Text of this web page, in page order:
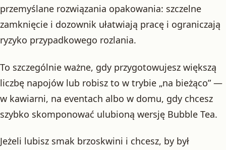
przemyślane rozwiązania opakowania: szczelne
zamknięcie i dozownik ułatwiają pracę i ograniczają
ryzyko przypadkowego rozlania.
To szczególnie ważne, gdy przygotowujesz większą
liczbę napojów lub robisz to w trybie „na bieżąco” —
w kawiarni, na eventach albo w domu, gdy chcesz
szybko skomponować ulubioną wersję Bubble Tea.
Jeżeli lubisz smak brzoskwini i chcesz, by był